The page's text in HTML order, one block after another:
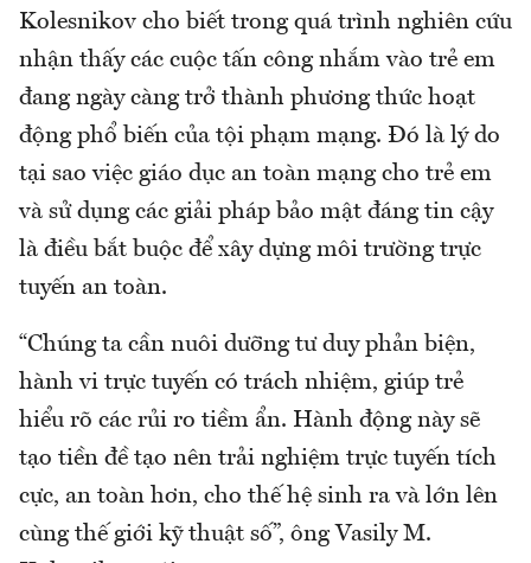
Kolesnikov cho biết trong quá trình nghiên cứu
nhận thấy các cuộc tấn công nhắm vào trẻ em
đang ngày càng trở thành phương thức hoạt
động phổ biến của tội phạm mạng. Đó là lý do
tại sao việc giáo dục an toàn mạng cho trẻ em
và sử dụng các giải pháp bảo mật đáng tin cậy
là điều bắt buộc để xây dựng môi trường trực
tuyến an toàn.
“Chúng ta cần nuôi dưỡng tư duy phản biện,
hành vi trực tuyến có trách nhiệm, giúp trẻ
hiểu rõ các rủi ro tiềm ẩn. Hành động này sẽ
tạo tiền đề tạo nên trải nghiệm trực tuyến tích
cực, an toàn hơn, cho thế hệ sinh ra và lớn lên
cùng thế giới kỹ thuật số”, ông Vasily M.